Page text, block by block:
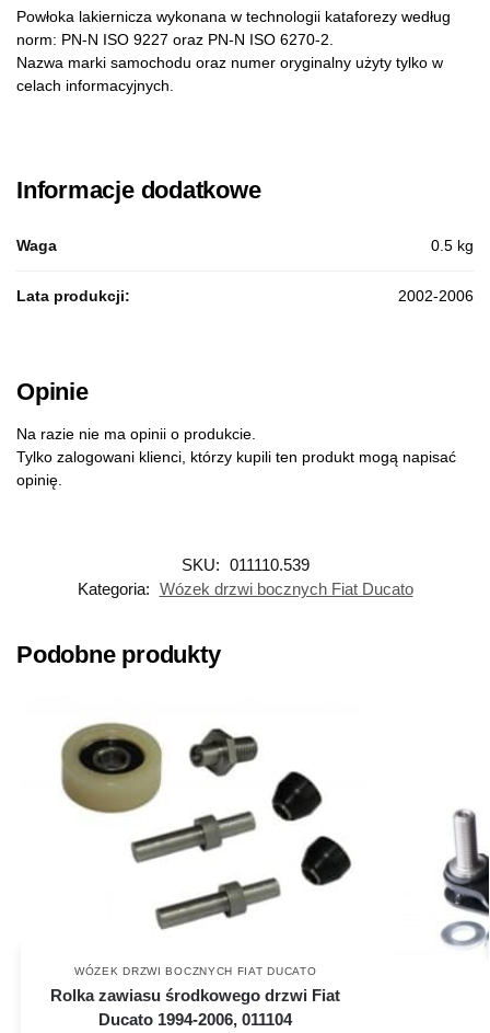
Powłoka lakiernicza wykonana w technologii kataforezy według
norm: PN-N ISO 9227 oraz PN-N ISO 6270-2.
Nazwa marki samochodu oraz numer oryginalny użyty tylko w
celach informacyjnych.
Informacje dodatkowe
Waga 0.5 kg
Lata produkcji: 2002-2006
Opinie
Na razie nie ma opinii o produkcie.
Tylko zalogowani klienci, którzy kupili ten produkt mogą napisać
opinię.
SKU: 011110.539
Kategoria: Wózek drzwi bocznych Fiat Ducato
Podobne produkty
WÓZEK DRZWI BOCZNYCH FIAT DUCATO
Rolka zawiasu środkowego drzwi Fiat
Ducato 1994-2006, 011104